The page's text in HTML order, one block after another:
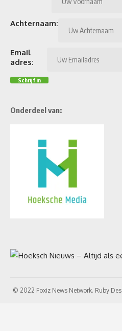
Achternaam:
Email
adres:
Onderdeel van:
© 2022 Foxiz News Network. Ruby